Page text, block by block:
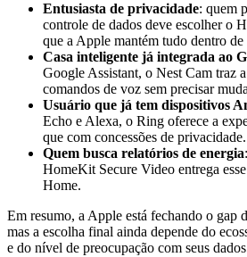
Entusiasta de privacidade: quem
controle de dados deve escolher o
que a Apple mantém tudo dentro de
Casa inteligente já integrada ao
Google Assistant, o Nest Cam traz
comandos de voz sem precisar
Usuário que já tem dispositivos
Echo e Alexa, o Ring oferece a
que com concessões de privacidade.
Quem busca relatórios de energia
HomeKit Secure Video entrega
Home.
Em resumo, a Apple está fechando o gap
mas a escolha final ainda depende do
e do nível de preocupação com seus